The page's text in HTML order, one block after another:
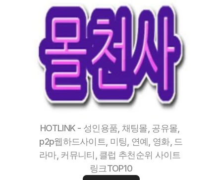
HOTLINK
HOTLINK - 성인용품, 채팅몰, 공유몰,
p2p웹하드사이트, 미팅, 연예, 영화, 드
라마, 커뮤니티, 클럽 추천순위 사이트
링크TOP10